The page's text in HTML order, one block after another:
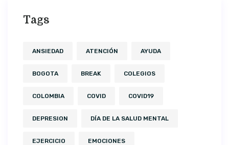
Tags
ANSIEDAD ATENCIÓN AYUDA
BOGOTA BREAK COLEGIOS
COLOMBIA COVID COVID19
DEPRESION DÍA DE LA SALUD MENTAL
EJERCICIO EMOCIONES